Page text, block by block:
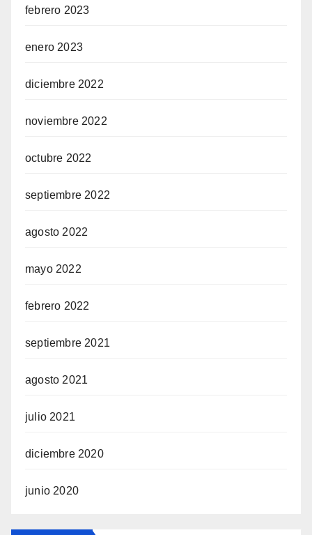
febrero 2023
enero 2023
diciembre 2022
noviembre 2022
octubre 2022
septiembre 2022
agosto 2022
mayo 2022
febrero 2022
septiembre 2021
agosto 2021
julio 2021
diciembre 2020
junio 2020